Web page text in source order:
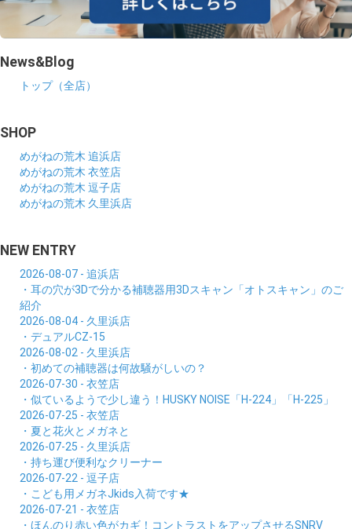
News&Blog
トップ（全店）
SHOP
めがねの荒木 追浜店
めがねの荒木 衣笠店
めがねの荒木 逗子店
めがねの荒木 久里浜店
NEW ENTRY
2026-08-07 - 追浜店
・耳の穴が3Dで分かる補聴器用3Dスキャン「オトスキャン」のご
紹介
2026-08-04 - 久里浜店
・デュアルCZ-15
2026-08-02 - 久里浜店
・初めての補聴器は何故騒がしいの？
2026-07-30 - 衣笠店
・似ているようで少し違う！HUSKY NOISE「H-224」「H-225」
2026-07-25 - 衣笠店
・夏と花火とメガネと
2026-07-25 - 久里浜店
・持ち運び便利なクリーナー
2026-07-22 - 逗子店
・こども用メガネJkids入荷です★
2026-07-21 - 衣笠店
・ほんのり赤い色がカギ！コントラストをアップさせるSNRV